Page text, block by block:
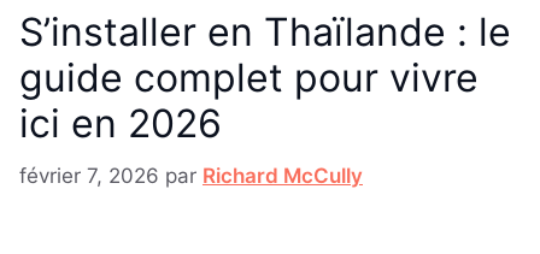
S’installer en Thaïlande : le
guide complet pour vivre
ici en 2026
février 7, 2026 par Richard McCully